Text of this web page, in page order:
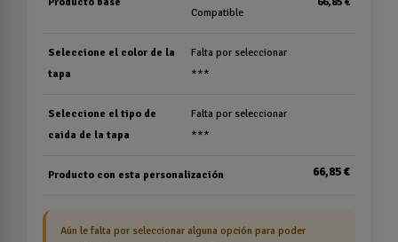
Compatible
Seleccione el color de la
tapa
Falta por seleccionar
***
Seleccione el tipo de
caida de la tapa
Falta por seleccionar
***
Producto con esta personalización 66,85 €
Aún le falta por seleccionar alguna opción para poder